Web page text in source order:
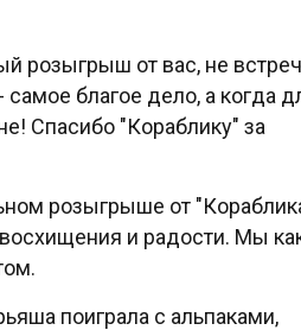
розыгрыш от вас, не
благое дело, а когда
Спасибо "Кораблику" за
розыгрыше от
и радости. Мы
поиграла с альпаками,